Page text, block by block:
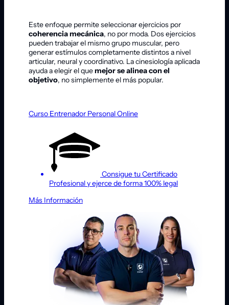
Este enfoque permite seleccionar ejercicios por
coherencia mecánica, no por moda. Dos ejercicios
pueden trabajar el mismo grupo muscular, pero
generar estímulos completamente distintos a nivel
articular, neural y coordinativo. La cinesiología aplicada
ayuda a elegir el quemejor se alinea con el
objetivo, no simplemente el más popular.
Curso Entrenador Personal Online
Consigue tu Certificado
Profesional y ejerce de forma 100% legal
Más Información